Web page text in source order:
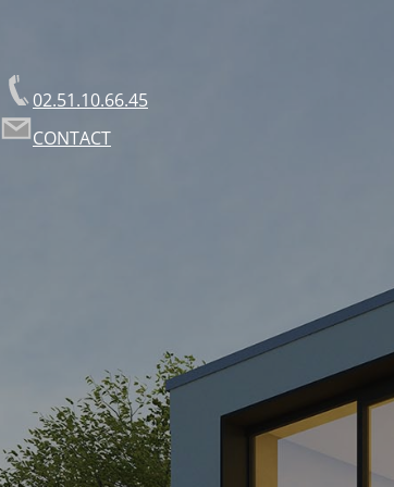
02.51.10.66.45
CONTACT